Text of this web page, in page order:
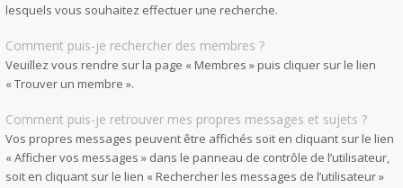
lesquels vous souhaitez effectuer une recherche.
Comment puis-je rechercher des membres ?
Veuillez vous rendre sur la page « Membres » puis cliquer sur le lien
« Trouver un membre ».
Comment puis-je retrouver mes propres messages et sujets ?
Vos propres messages peuvent être affichés soit en cliquant sur le lien
« Afficher vos messages » dans le panneau de contrôle de l’utilisateur,
soit en cliquant sur le lien « Rechercher les messages de l’utilisateur »